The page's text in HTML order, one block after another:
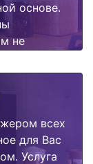
основе.
не
всех
для Вас
Услуга